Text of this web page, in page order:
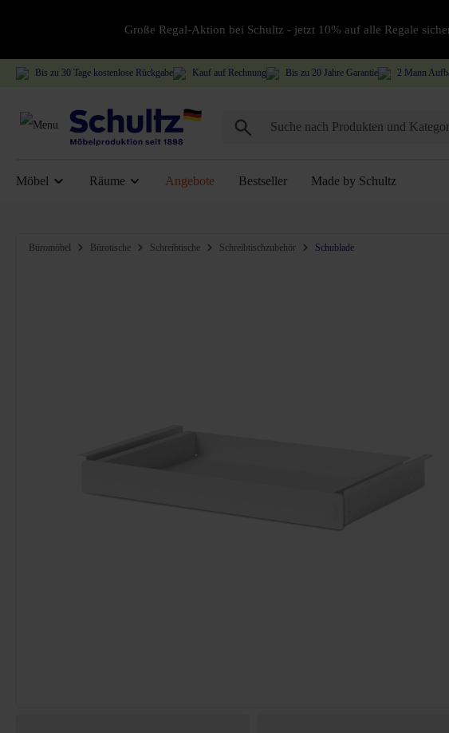
Große Regal-Aktion bei Schultz - jetzt 10% auf alle Regale
Bis zu 30 Tage kostenlose Rückgabe Kauf auf Rechnung Bis zu 20 Jahre Garantie 2 Mann
Möbel Räume Angebote Bestseller Made by Schultz
Bildergalerie überspringen
Büromöbel Bürotische Schreibtische Schreibtischzubehör Schublade